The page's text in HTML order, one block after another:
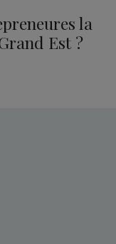
la
Est ?